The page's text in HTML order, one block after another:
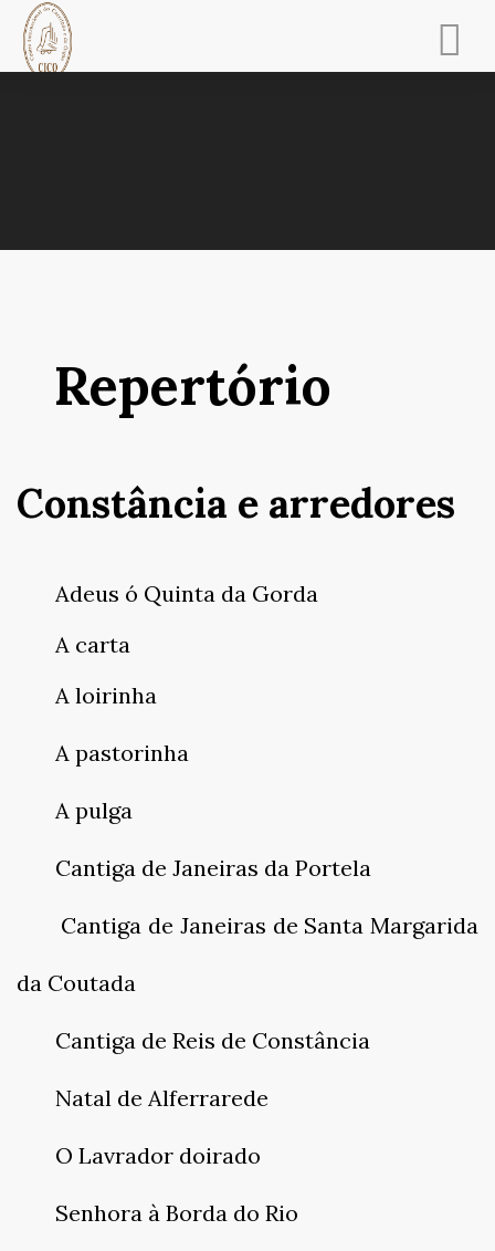
ESCOLA DE MÚSICA
CONTACTOS
Repertório
Constância e arredores
Adeus ó Quinta da Gorda
A carta
A loirinha
A pastorinha
A pulga
Cantiga de Janeiras da Portela
Cantiga de Janeiras de Santa Margarida
da Coutada
Cantiga de Reis de Constância
Natal de Alferrarede
O Lavrador doirado
Senhora à Borda do Rio